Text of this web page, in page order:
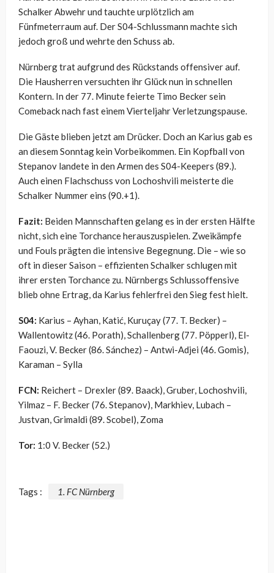
Schalker Abwehr und tauchte urplötzlich am
Fünfmeterraum auf. Der S04-Schlussmann machte sich
jedoch groß und wehrte den Schuss ab.
Nürnberg trat aufgrund des Rückstands offensiver auf.
Die Hausherren versuchten ihr Glück nun in schnellen
Kontern. In der 77. Minute feierte Timo Becker sein
Comeback nach fast einem Vierteljahr Verletzungspause.
Die Gäste blieben jetzt am Drücker. Doch an Karius gab es
an diesem Sonntag kein Vorbeikommen. Ein Kopfball von
Stepanov landete in den Armen des S04-Keepers (89.).
Auch einen Flachschuss von Lochoshvili meisterte die
Schalker Nummer eins (90.+1).
Fazit: Beiden Mannschaften gelang es in der ersten Hälfte
nicht, sich eine Torchance herauszuspielen. Zweikämpfe
und Fouls prägten die intensive Begegnung. Die – wie so
oft in dieser Saison – effizienten Schalker schlugen mit
ihrer ersten Torchance zu. Nürnbergs Schlussoffensive
blieb ohne Ertrag, da Karius fehlerfrei den Sieg fest hielt.
S04: Karius – Ayhan, Katić, Kuruçay (77. T. Becker) –
Wallentowitz (46. Porath), Schallenberg (77. Pöpperl), El-
Faouzi, V. Becker (86. Sánchez) – Antwi-Adjei (46. Gomis),
Karaman – Sylla
FCN: Reichert – Drexler (89. Baack), Gruber, Lochoshvili,
Yilmaz – F. Becker (76. Stepanov), Markhiev, Lubach –
Justvan, Grimaldi (89. Scobel), Zoma
Tor: 1:0 V. Becker (52.)
Tags : 1. FC Nürnberg